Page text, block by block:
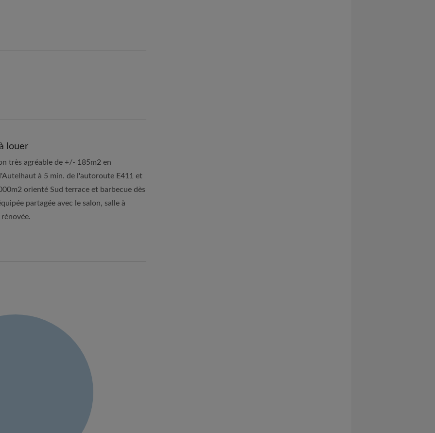
louer
très agréable de +/- 185m2 en
à 5 min. de l'autoroute E411 et
orienté Sud terrace et barbecue dès
partagée avec le salon, salle à